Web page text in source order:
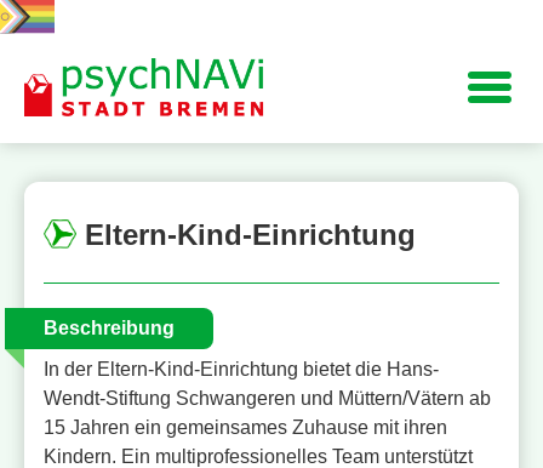
Navigation
Eltern-Kind-Einrichtung
Beschreibung
In der Eltern-Kind-Einrichtung bietet die Hans-
Wendt-Stiftung Schwangeren und Müttern/Vätern ab
15 Jahren ein gemeinsames Zuhause mit ihren
Kindern. Ein multiprofessionelles Team unterstützt